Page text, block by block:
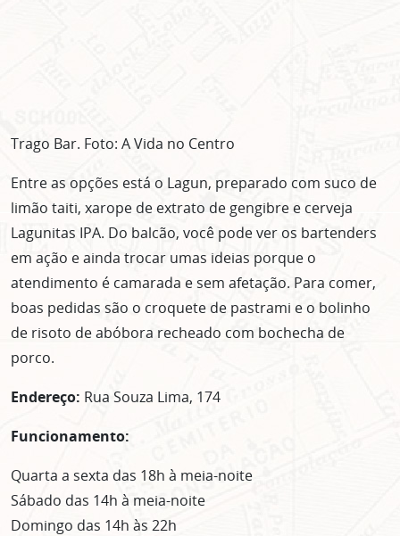
Trago Bar. Foto: A Vida no Centro
Entre as opções está o Lagun, preparado com suco de
limão taiti, xarope de extrato de gengibre e cerveja
Lagunitas IPA. Do balcão, você pode ver os bartenders
em ação e ainda trocar umas ideias porque o
atendimento é camarada e sem afetação. Para comer,
boas pedidas são o croquete de pastrami e o bolinho
de risoto de abóbora recheado com bochecha de
porco.
Endereço: Rua Souza Lima, 174
Funcionamento:
Quarta a sexta das 18h à meia-noite
Sábado das 14h à meia-noite
Domingo das 14h às 22h